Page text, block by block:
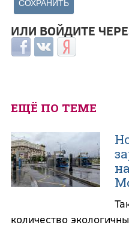
ИЛИ ВОЙДИТЕ
Login with Facebook
Login with ВКонтакте
Login with Яндекс
ЕЩЁ ПО ТЕМЕ
количество